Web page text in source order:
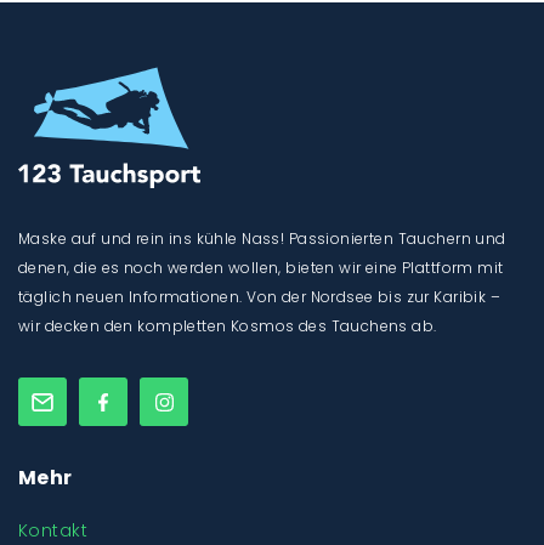
Maske auf und rein ins kühle Nass! Passionierten Tauchern und
denen, die es noch werden wollen, bieten wir eine Plattform mit
täglich neuen Informationen. Von der Nordsee bis zur Karibik –
wir decken den kompletten Kosmos des Tauchens ab.
Mehr
Kontakt